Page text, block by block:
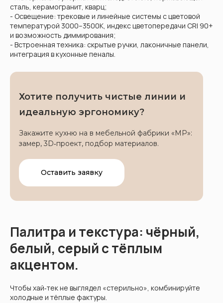
сталь, керамогранит, кварц;
- Освещение: трековые и линейные системы с цветовой
температурой 3000–3500К, индекс цветопередачи CRI 90+
и возможность диммирования;
- Встроенная техника: скрытые ручки, лаконичные панели,
интеграция в кухонные пеналы.
Хотите получить чистые линии и
идеальную эргономику?
Закажите кухню на в мебельной фабрики «МР»:
замер, 3D‑проект, подбор материалов.
Оставить заявку
Палитра и текстура: чёрный,
белый, серый с тёплым
акцентом.
Чтобы хай‑тек не выглядел «стерильно», комбинируйте
холодные и тёплые фактуры.